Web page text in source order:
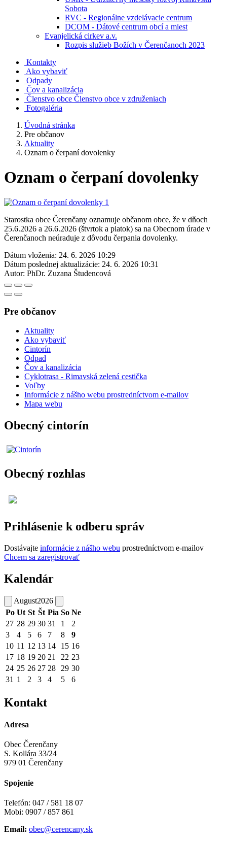
Sobota
RVC - Regionálne vzdelávacie centrum
DCOM - Dátové centrum obcí a miest
Evanjelická cirkev a.v.
Rozpis služieb Božích v Čerenčanoch 2023
Kontakty
Ako vybaviť
Odpady
Čov a kanalizácia
Členstvo obce Členstvo obce v združeniach
Fotogaléria
Úvodná stránka
Pre občanov
Aktuality
Oznam o čerpaní dovolenky
Oznam o čerpaní dovolenky
Starostka obce Čerenčany oznamuje občanom obce, že v dňoch
25.6.2026 a 26.6.2026 (štvrtok a piatok) sa na Obecnom úrade v
Čerenčanoch neúraduje z dôvodu čerpania dovolenky.
Dátum vloženia: 24. 6. 2026 10:29
Dátum poslednej aktualizácie: 24. 6. 2026 10:31
Autor: PhDr. Zuzana Študencová
Pre občanov
Aktuality
Ako vybaviť
Cintorín
Odpad
Čov a kanalizácia
Cyklotrasa - Rimavská zelená cestička
Voľby
Informácie z nášho webu prostredníctvom e-mailov
Mapa webu
Obecný cintorín
Obecný rozhlas
Prihlásenie k odberu správ
Dostávajte informácie z nášho webu prostredníctvom e-mailov
Chcem sa zaregistrovať
Kalendár
August2026
Po Ut St Št Pia So Ne
27 28 29 30 31 1
2
3
4 5 6 7 8
9
10 11 12 13 14 15 16
17 18 19 20 21 22 23
24 25 26 27 28 29 30
31 1 2 3 4 5 6
Kontakt
Adresa
Obec Čerenčany
S. Kollára 33/24
979 01 Čerenčany
Spojenie
Telefón: 047 / 581 18 07
Mobi: 0907 / 857 861
Email: obec@cerencany.sk